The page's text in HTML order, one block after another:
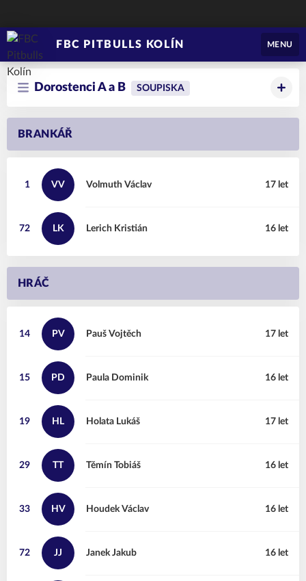
FBC PITBULLS KOLÍN MENU
Dorostenci A a B SOUPISKA
BRANKÁŘ
1 VV Václav
Volmuth 17 let
72 LK Kristián
Lerich 16 let
HRÁČ
14 PV Vojtěch
Pauš 17 let
15 PD Dominik
Paula 16 let
19 HL Lukáš
Holata 17 let
29 TT Tobiáš
Těmín 16 let
33 HV Václav
Houdek 16 let
72 JJ Jakub
Janek 16 let